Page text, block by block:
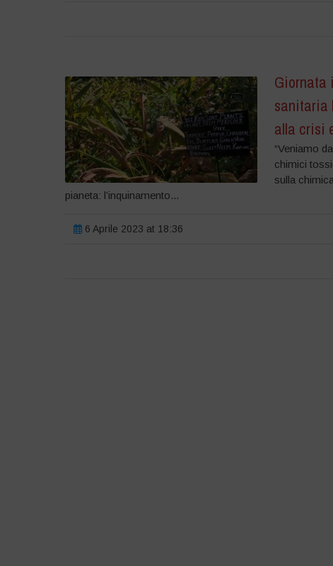
Giornata
sanitaria
alla crisi
“Veniamo
chimici
sulla
pianeta: l’inquinamento...
6 Aprile 2023 at 18:36